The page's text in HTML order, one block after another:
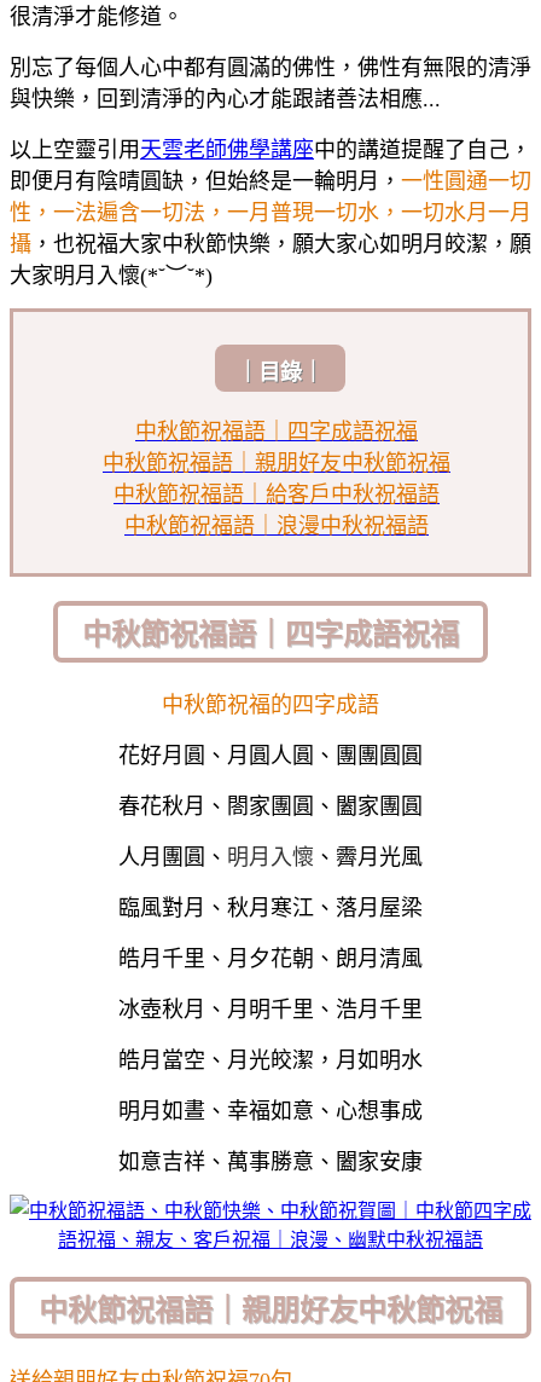
很清淨才能修道。
別忘了每個人心中都有圓滿的佛性，佛性有無限的清淨
與快樂，回到清淨的內心才能跟諸善法相應...
以上空靈引用 天雲老師佛學講座中的講道提醒了自己，
即便月有陰晴圓缺，但始終是一輪明月， 一性圓通一切
性，一法遍含一切法，一月普現一切水，一切水月一月
攝 ，也祝福大家中秋節快樂，願大家心如明月皎潔，願
大家明月入懷(*˘︶˘*)
｜目錄｜
中秋節祝福語｜四字成語祝福
中秋節祝福語｜親朋好友中秋節祝福
中秋節祝福語｜給客戶中秋祝福語
中秋節祝福語｜浪漫中秋祝福語
中秋節祝福語｜四字成語祝福
中秋節祝福的四字成語
花好月圓、月圓人圓、團團圓圓
春花秋月、閤家團圓、闔家團圓
人月團圓、 明月入懷 、 霽月光風
臨風對月、秋月寒江、落月屋梁
皓月千里、月夕花朝、朗月清風
冰壺秋月、月明千里、浩月千里
皓月當空、月光皎潔，月如明水
明月如晝、幸福如意、心想事成
如意吉祥、萬事勝意、闔家安康
中秋節祝福語｜親朋好友中秋節祝福